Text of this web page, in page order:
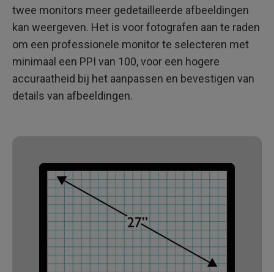
twee monitors meer gedetailleerde afbeeldingen
kan weergeven. Het is voor fotografen aan te raden
om een professionele monitor te selecteren met
minimaal een PPI van 100, voor een hogere
accuraatheid bij het aanpassen en bevestigen van
details van afbeeldingen.